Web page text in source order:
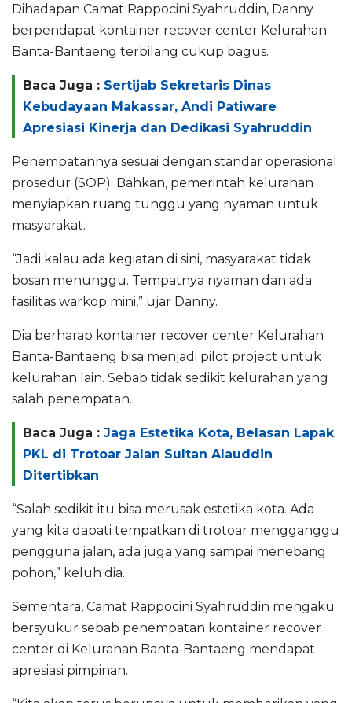
Dihadapan Camat Rappocini Syahruddin, Danny
berpendapat kontainer recover center Kelurahan
Banta-Bantaeng terbilang cukup bagus.
Baca Juga : Sertijab Sekretaris Dinas
Kebudayaan Makassar, Andi Patiware
Apresiasi Kinerja dan Dedikasi Syahruddin
Penempatannya sesuai dengan standar operasional
prosedur (SOP). Bahkan, pemerintah kelurahan
menyiapkan ruang tunggu yang nyaman untuk
masyarakat.
“Jadi kalau ada kegiatan di sini, masyarakat tidak
bosan menunggu. Tempatnya nyaman dan ada
fasilitas warkop mini,” ujar Danny.
Dia berharap kontainer recover center Kelurahan
Banta-Bantaeng bisa menjadi pilot project untuk
kelurahan lain. Sebab tidak sedikit kelurahan yang
salah penempatan.
Baca Juga : Jaga Estetika Kota, Belasan Lapak
PKL di Trotoar Jalan Sultan Alauddin
Ditertibkan
“Salah sedikit itu bisa merusak estetika kota. Ada
yang kita dapati tempatkan di trotoar mengganggu
pengguna jalan, ada juga yang sampai menebang
pohon,” keluh dia.
Sementara, Camat Rappocini Syahruddin mengaku
bersyukur sebab penempatan kontainer recover
center di Kelurahan Banta-Bantaeng mendapat
apresiasi pimpinan.